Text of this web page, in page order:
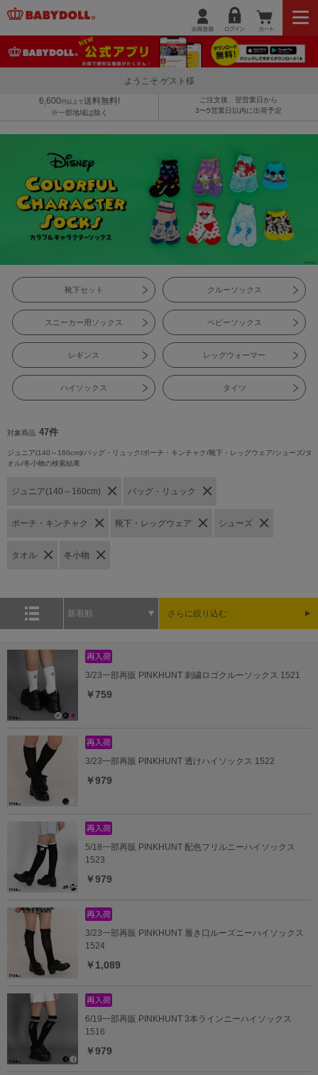
ようこそ ゲスト様
6,600 円以上で送料無料!
※一部地域は除く
ご注文後、翌営業日から
3〜5営業日以内に出荷予定
靴下セット クルーソックス
スニーカー用ソックス ベビーソックス
レギンス レッグウォーマー
ハイソックス タイツ
対象商品 47件
ジュニア(140～160cm)/バッグ・リュック/ポーチ・キンチャク/靴下・レッグウェア/シューズ/タ
オル/冬小物の検索結果
ジュニア(140～160cm) バッグ・リュック
ポーチ・キンチャク 靴下・レッグウェア シューズ
タオル 冬小物
新着順 さらに絞り込む
3/23一部再販 PINKHUNT 刺繍ロゴクルーソックス 1521
￥759
3/23一部再販 PINKHUNT 透けハイソックス 1522
￥979
5/18一部再販 PINKHUNT 配色フリルニーハイソックス
1523
￥979
3/23一部再販 PINKHUNT 履き口ルーズニーハイソックス
1524
￥1,089
6/19一部再販 PINKHUNT 3本ラインニーハイソックス
1516
￥979